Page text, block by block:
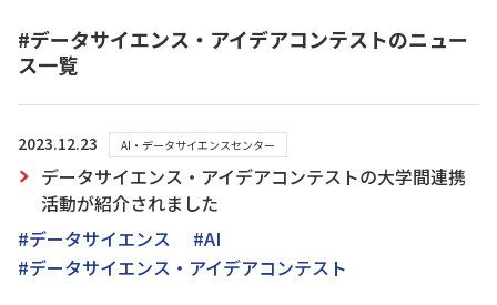
#データサイエンス・アイデアコンテストのニュー
ス一覧
2023.12.23 AI・データサイエンスセンター
データサイエンス・アイデアコンテストの大学間連携
活動が紹介されました
#データサイエンス
#AI
#データサイエンス・アイデアコンテスト